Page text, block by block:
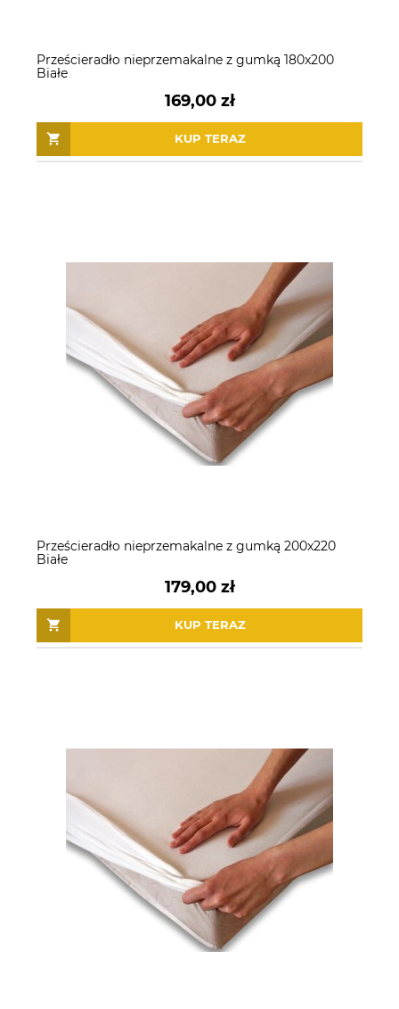
Prześcieradło nieprzemakalne z gumką 180x200
Białe
169,00 zł
KUP TERAZ
Prześcieradło nieprzemakalne z gumką 200x220
Białe
179,00 zł
KUP TERAZ